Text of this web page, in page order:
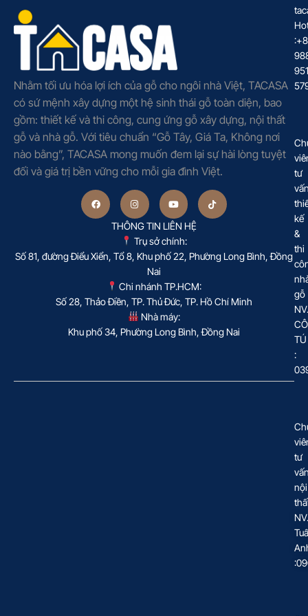
Nhằm tối ưu hóa lợi ích của gỗ cho ngôi nhà Việt, TACASA
có sứ mệnh xây dựng một hệ sinh thái gỗ toàn diện, bao
gồm: thiết kế và thi công, cung ứng gỗ xây dựng, nội thất
gỗ và nhà gỗ. Với tiêu chuẩn “Gỗ Tây, Giá Ta, Không nơi
nào bằng”, TACASA mong muốn đem lại sự hài lòng tuyệt
đối và giá trị bền vững cho mỗi gia đình Việt.
THÔNG TIN LIÊN HỆ
Trụ sở chính:
Số 81, đường Điểu Xiển, Tổ 8, Khu phố 22, Phường Long Bình, Đồng
Nai
Chi nhánh TP.HCM:
Số 28, Thảo Điền, TP. Thủ Đức, TP. Hồ Chí Minh
Nhà máy:
Khu phố 34, Phường Long Bình, Đồng Nai
951
tư
kế
&
thi
gỗ
NV.
TÚ
:
tư
nội
NV.